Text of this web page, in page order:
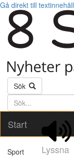
Gå direkt till textinnehåll
Sök
Söktext
Start
Lyssna
Sport